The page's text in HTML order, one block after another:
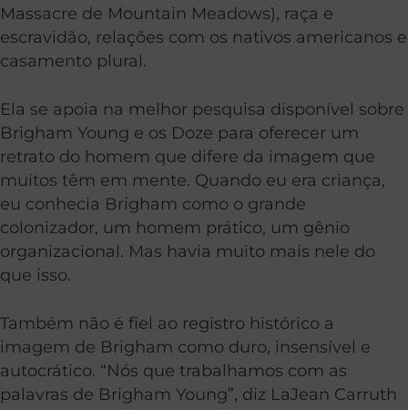
Massacre de Mountain Meadows), raça e
escravidão, relações com os nativos americanos e
casamento plural.
Ela se apoia na melhor pesquisa disponível sobre
Brigham Young e os Doze para oferecer um
retrato do homem que difere da imagem que
muitos têm em mente. Quando eu era criança,
eu conhecia Brigham como o grande
colonizador, um homem prático, um gênio
organizacional. Mas havia muito mais nele do
que isso.
Também não é fiel ao registro histórico a
imagem de Brigham como duro, insensível e
autocrático. “Nós que trabalhamos com as
palavras de Brigham Young”, diz LaJean Carruth